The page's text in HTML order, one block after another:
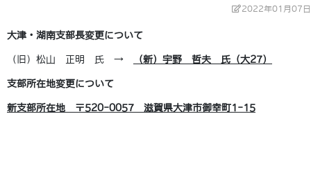
2022年01月07日
大津・湖南支部長変更について
（旧）松山 正明 氏 → （新）宇野 哲夫 氏（大27）
支部所在地変更について
新支部所在地 〒520-0057 滋賀県大津市御幸町1-15